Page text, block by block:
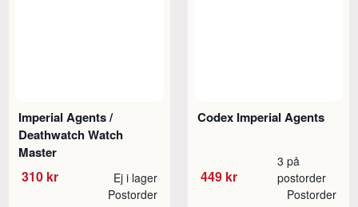
Imperial Agents /
Deathwatch Watch
Master
310 kr Ej i lager
Postorder
Codex Imperial Agents
449 kr
3 på
postorder
Postorder